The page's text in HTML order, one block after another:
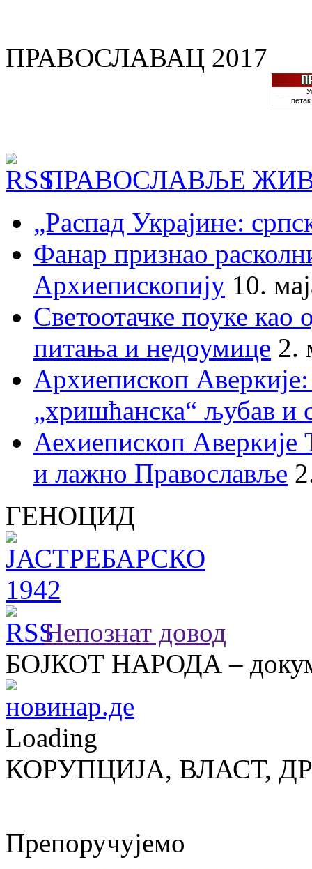
ПРАВОСЛАВАЦ 2017
ПРАВОСЛАВЉЕ
„Распад Украјине:
Фанар признао
Архиепископију 10.
Светоотачке поуке као
питања и недоумице 2.
Архиепископ
„хришћанска“ љубав и
Аехиепископ
и лажно Православље
ГЕНОЦИД
Непознат довод
БОЈКОТ НАРОДА –
Loading
КОРУПЦИЈА, ВЛАСТ,
Препоручујемо